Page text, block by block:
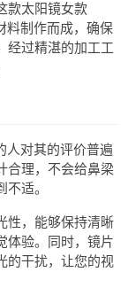
款太阳镜女款
料制作而成，确保
经过精湛的加工工
人对其的评价普遍
合理，不会给鼻梁
适。
性，能够保持清晰
体验。同时，镜片
的干扰，让您的视